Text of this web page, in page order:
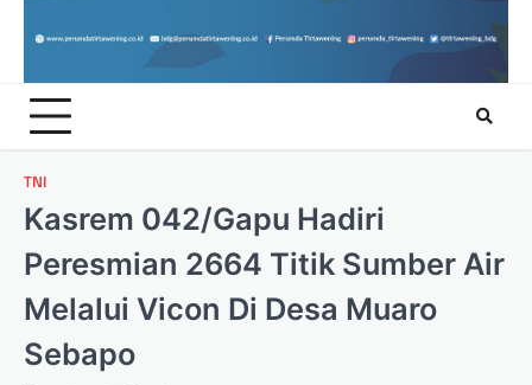
TNI
Kasrem 042/Gapu Hadiri
Peresmian 2664 Titik Sumber Air
Melalui Vicon Di Desa Muaro
Sebapo